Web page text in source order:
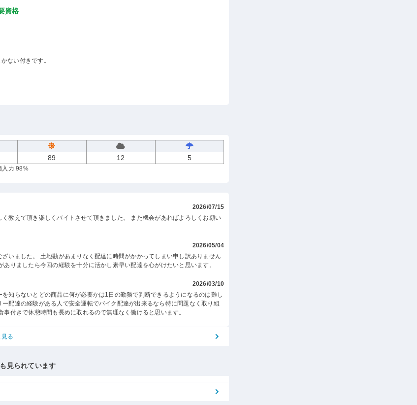
資格
ない付きです。
89 12 5
入力 98%
2026/07/15
く教えて頂き楽しくバイトさせて頂きました。 また機会があればよろしくお願い
2026/05/04
ざいました。 土地勘があまりなく配達に時間がかかってしまい申し訳ありません
ありましたら今回の経験を十分に活かし素早い配達を心がけたいと思います。
2026/03/10
を知らないとどの商品に何が必要かは1日の勤務で判断できるようになるのは難し
ー配達の経験がある人で安全運転でバイク配達が出来るなら特に問題なく取り組
事付きで休憩時間も長めに取れるので無理なく働けると思います。
る
見られています